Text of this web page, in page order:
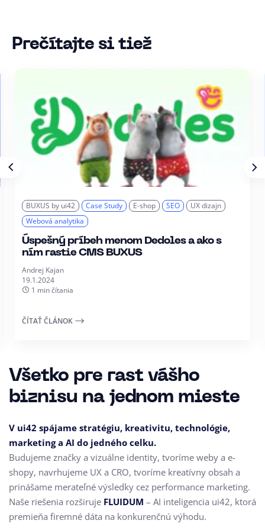
Prečítajte si tiež
BUXUS by ui42 Case Study E-shop SEO
UX dizajn
Webová analytika
Úspešný príbeh menom Dedoles a ako s
ním rastie CMS BUXUS
Andrej Kajan
19.1.2024
1 min čítania
ČÍTAŤ ČLÁNOK
Všetko pre rast vášho
biznisu na jednom mieste
V ui42 spájame stratégiu, kreativitu, technológie,
marketing a AI do jedného celku.
Budujeme značky a vizuálne identity, tvoríme weby a e-
shopy, navrhujeme UX a CRO, tvoríme kreatívny obsah a
prinášame merateľné výsledky cez performance marketing.
Naše riešenia rozširuje FLUIDUM – AI inteligencia ui42, ktorá
premieňa firemné dáta na konkurenčnú výhodu.